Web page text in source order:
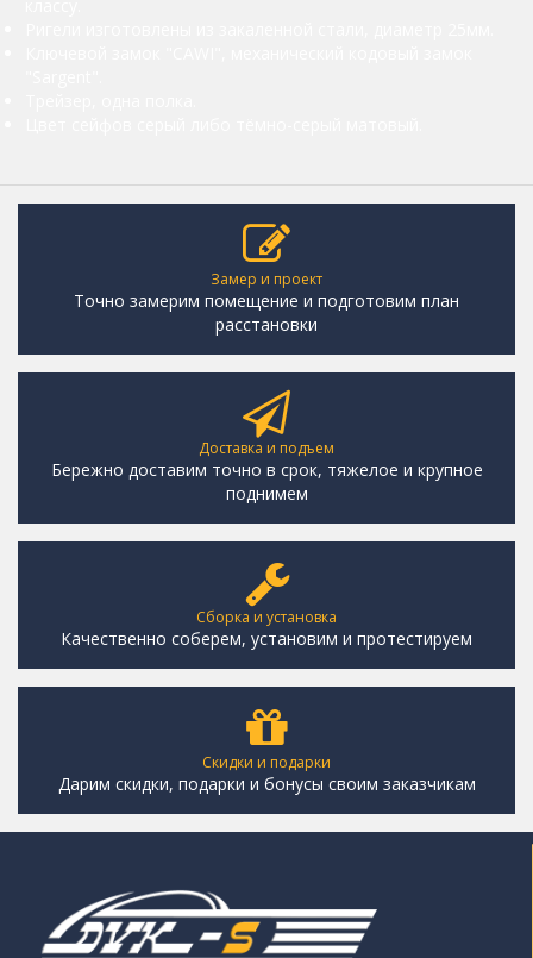
Замер и проект
Точно замерим помещение и подготовим план
расстановки
Доставка и подъем
Бережно доставим точно в срок, тяжелое и крупное
поднимем
Сборка и установка
Качественно соберем, установим и протестируем
Скидки и подарки
Дарим скидки, подарки и бонусы своим заказчикам